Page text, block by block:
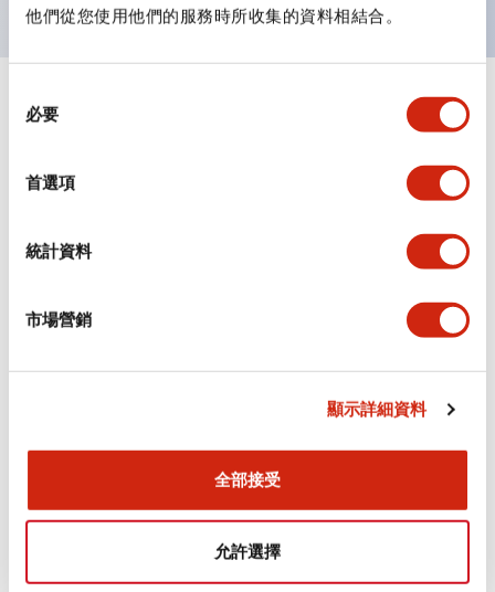
他們從您使用他們的服務時所收集的資料相結合。
必要
首選項
統計資料
市場營銷
顯示詳細資料
全部接受
允許選擇
規格 顯示全部 +
認證與標準